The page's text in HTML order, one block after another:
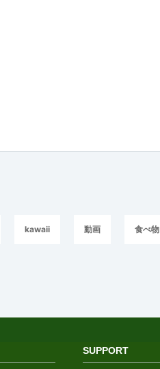
kawaii 動画 食べ物
SUPPORT